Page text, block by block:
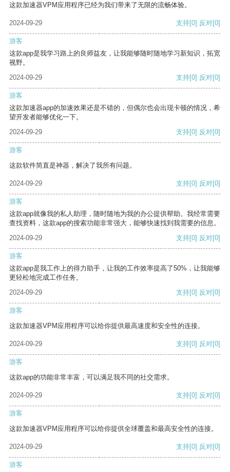
这款加速器VPM应用程序已经为我们带来了无限的流畅体验。
2024-09-29 支持[0] 反对[0]
游客
这款app是我学习路上的良师益友，让我能够随时随地学习新知识，拓宽
视野。
2024-09-29
支持[0] 反对[0]
游客
这款加速器app的加速效果还是不错的，但偶尔也会出现卡顿的情况，希
望开发者能够优化一下。
2024-09-29
支持[0] 反对[0]
游客
这款软件简直是神器，解决了我所有问题。
2024-09-29 支持[0] 反对[0]
游客
这款app就像我的私人助理，随时随地为我的办公提供帮助。我经常需要
查找资料，这款app的搜索功能非常强大，能够快速找到我需要的信息。
2024-09-29
支持[0] 反对[0]
游客
这款app是我工作上的得力助手，让我的工作效率提高了50%，让我能够
更轻松地完成工作任务。
2024-09-29
支持[0] 反对[0]
游客
这款加速器VPM应用程序可以给你提供最高速度和安全性的连接。
2024-09-29 支持[0] 反对[0]
游客
这款app的功能非常丰富，可以满足我不同的社交需求。
2024-09-29 支持[0] 反对[0]
游客
这款加速器VPM应用程序可以给你提供全球覆盖和最高安全性的连接。
2024-09-29 支持[0] 反对[0]
游客